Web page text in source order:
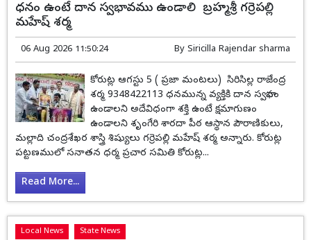
ధనం ఉంటే దాన స్వభావము ఉండాలి బ్రహ్మశ్రీ గర్రెపల్లి
మహేష్ శర్మ
06 Aug 2026 11:50:24 By Siricilla Rajendar sharma
కోరుట్ల ఆగస్టు 5 ( ప్రజా మంటలు) సిరిసిల్ల రాజేంద్ర
శర్మ 9348422113 ధనమున్న వ్యక్తికి దాన స్వభావం
ఉండాలని అదేవిధంగా శక్తి ఉంటే క్షమాగుణం
ఉండాలని శృంగేరి శారదా పీఠ ఆస్థాన పౌరాణికులు,
మల్లాది చంద్రశేఖర శాస్త్రి శిష్యులు గర్రెపల్లి మహేష్ శర్మ అన్నారు. కోరుట్ల
పట్టణములో సనాతన ధర్మ ప్రచార సమితి కోరుట్ల...
Read More...
Local News State News